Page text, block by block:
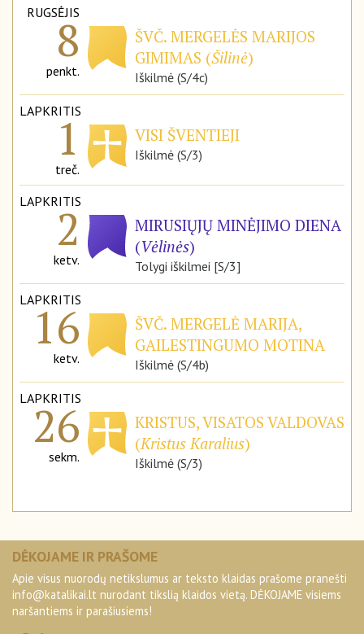
RUGSĖJIS
8
penkt.
ŠVČ. MERGELĖS MARIJOS
GIMIMAS (Šilinė)
Iškilmė (S/4c)
LAPKRITIS
1
treč.
VISI ŠVENTIEJI
Iškilmė (S/3)
LAPKRITIS
2
ketv.
MIRUSIŲJŲ MINĖJIMO DIENA
(Vėlinės)
Tolygi iškilmei [S/3]
LAPKRITIS
16
ketv.
ŠVČ. MERGELĖ MARIJA,
GAILESTINGUMO MOTINA
Iškilmė (S/4b)
LAPKRITIS
26
sekm.
KRISTUS, VISATOS VALDOVAS
(Kristus Karalius)
Iškilmė (S/3)
DĖKOJAME IR PRAŠOME
Apie visus nuorodų netikslumus ar teksto klaidas prašome pranešti
info@katalikai.lt nurodant tikslią klaidos vietą. DĖKOJAME visiems
naršantiems ir parašiusiems!